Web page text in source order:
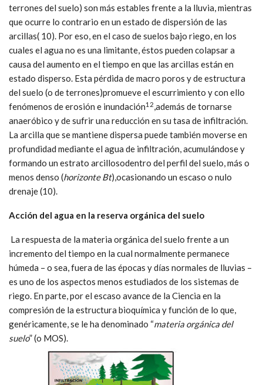
terrones del suelo) son más estables frente a la lluvia, mientras
que ocurre lo contrario en un estado de dispersión de las
arcillas( 10). Por eso, en el caso de suelos bajo riego, en los
cuales el agua no es una limitante, éstos pueden colapsar a
causa del aumento en el tiempo en que las arcillas están en
estado disperso. Esta pérdida de macro poros y de estructura
del suelo (o de terrones)promueve el escurrimiento y con ello
fenómenos de erosión e inundación12,además de tornarse
anaeróbico y de sufrir una reducción en su tasa de infiltración.
La arcilla que se mantiene dispersa puede también moverse en
profundidad mediante el agua de infiltración, acumulándose y
formando un estrato arcillosodentro del perfil del suelo, más o
menos denso (horizonte Bt),ocasionando un escaso o nulo
drenaje (10).
Acción del agua en la reserva orgánica del suelo
La respuesta de la materia orgánica del suelo frente a un
incremento del tiempo en la cual normalmente permanece
húmeda – o sea, fuera de las épocas y días normales de lluvias –
es uno de los aspectos menos estudiados de los sistemas de
riego. En parte, por el escaso avance de la Ciencia en la
compresión de la estructura bioquímica y función de lo que,
genéricamente, se le ha denominado “materia orgánica del
suelo” (o MOS).